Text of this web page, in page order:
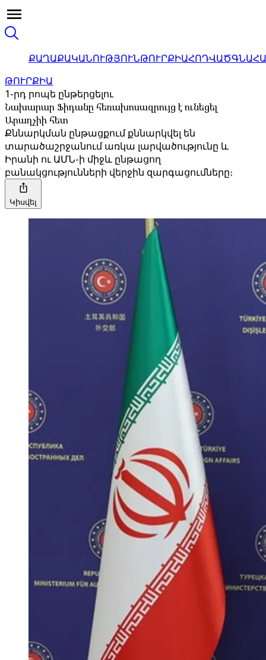
ՔԱՂԱՔԱԿԱՆՈՒԹՅՈՒՆԹՈՒՐՔԻԱՀՈԴՎԱԾ
ԹՈՒՐՔԻԱ
1-րդ րոպե ընթերցելու
Նախարար Ֆիդանը հեռախոսազրույց է ունեցել
Արաղչիի հետ
Քննարկման ընթացքում քննարկվել են
տարածաշրջանում առկա լարվածությունը և
Իրանի ու ԱՄՆ-ի միջև ընթացող
բանակցությունների վերջին զարգացումները։
Կիսվել